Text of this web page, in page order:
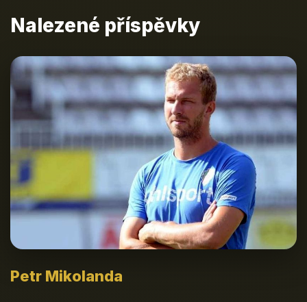
Nalezené příspěvky
Petr Mikolanda